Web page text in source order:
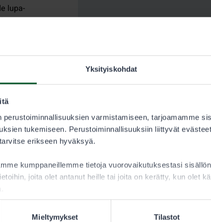
Yksityiskohdat
perustoiminnallisuuksien varmistamiseen, tarjoamamme
tukemiseen. Perustoiminnallisuuksiin liittyvät
erikseen hyväksyä.
kumppaneillemme tietoja vuorovaikutuksestasi
joita olet antanut heille tai joita on kerätty, kun olet
Mieltymykset Tilastot
lupa-
lupaa
vuotta ja